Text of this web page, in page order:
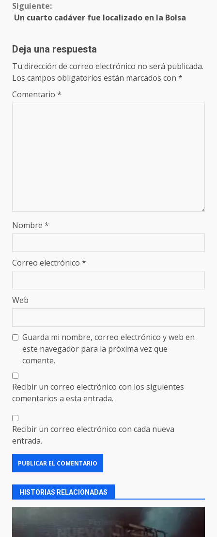
Siguiente:
Un cuarto cadáver fue localizado en la Bolsa
Deja una respuesta
Tu dirección de correo electrónico no será publicada.
Los campos obligatorios están marcados con *
Comentario *
Nombre *
Correo electrónico *
Web
Guarda mi nombre, correo electrónico y web en
este navegador para la próxima vez que
comente.
Recibir un correo electrónico con los siguientes
comentarios a esta entrada.
Recibir un correo electrónico con cada nueva
entrada.
HISTORIAS RELACIONADAS